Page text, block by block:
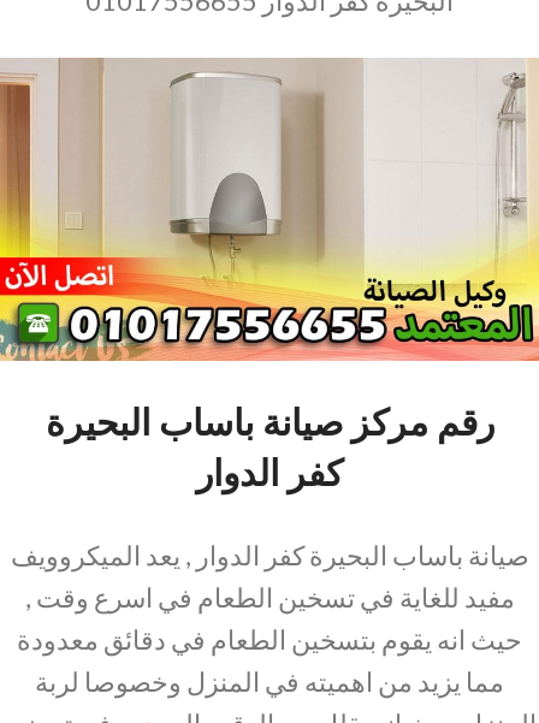
رقم مركز صيانة باساب البحيرة
كفر الدوار
صيانة باساب البحيرة كفر الدوار , يعد الميكروويف
مفيد للغاية في تسخين الطعام في اسرع وقت ,
حيث انه يقوم بتسخين الطعام في دقائق معدودة
مما يزيد من اهميته في المنزل وخصوصا لربة